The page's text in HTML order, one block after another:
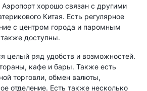
Аэропорт хорошо связан с другими
Китая. Есть регулярное
с центром города и паромным
доступны.
целый ряд удобств и возможностей.
кафе и бары. Также есть
торговли, обмен валюты,
отделение. Есть также несколько